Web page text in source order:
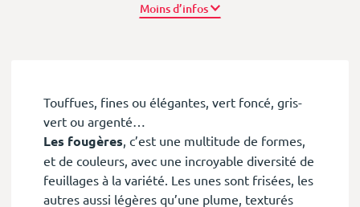
Plus d’infos
Touffues, fines ou élégantes, vert foncé, gris-
vert ou argenté…
Les fougères , c’est une multitude de formes,
et de couleurs, avec une incroyable diversité de
feuillages à la variété. Les unes sont frisées, les
autres aussi légères qu’une plume, texturés